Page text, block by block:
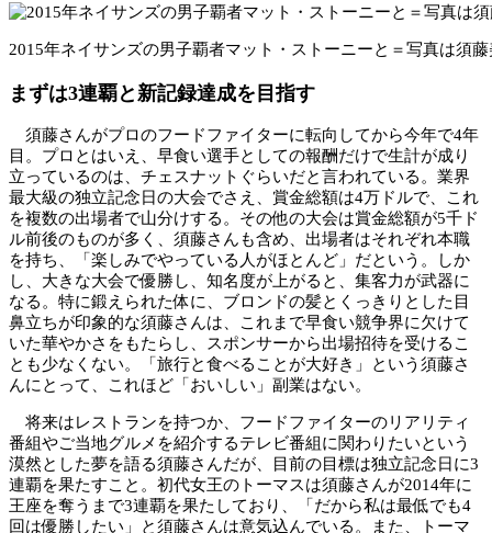
2015年ネイサンズの男子覇者マット・ストーニーと＝写真は須
まずは3連覇と新記録達成を目指す
須藤さんがプロのフードファイターに転向してから今年で4年
目。プロとはいえ、早食い選手としての報酬だけで生計が成り
立っているのは、チェスナットぐらいだと言われている。業界
最大級の独立記念日の大会でさえ、賞金総額は4万ドルで、これ
を複数の出場者で山分けする。その他の大会は賞金総額が5千ド
ル前後のものが多く、須藤さんも含め、出場者はそれぞれ本職
を持ち、「楽しみでやっている人がほとんど」だという。しか
し、大きな大会で優勝し、知名度が上がると、集客力が武器に
なる。特に鍛えられた体に、ブロンドの髪とくっきりとした目
鼻立ちが印象的な須藤さんは、これまで早食い競争界に欠けて
いた華やかさをもたらし、スポンサーから出場招待を受けるこ
とも少なくない。「旅行と食べることが大好き」という須藤さ
んにとって、これほど「おいしい」副業はない。
将来はレストランを持つか、フードファイターのリアリティ
番組やご当地グルメを紹介するテレビ番組に関わりたいという
漠然とした夢を語る須藤さんだが、目前の目標は独立記念日に3
連覇を果たすこと。初代女王のトーマスは須藤さんが2014年に
王座を奪うまで3連覇を果たしており、「だから私は最低でも4
回は優勝したい」と須藤さんは意気込んでいる。また、トーマ